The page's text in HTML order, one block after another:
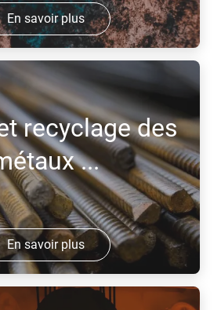
En savoir plus
recyclage des
...
En savoir plus